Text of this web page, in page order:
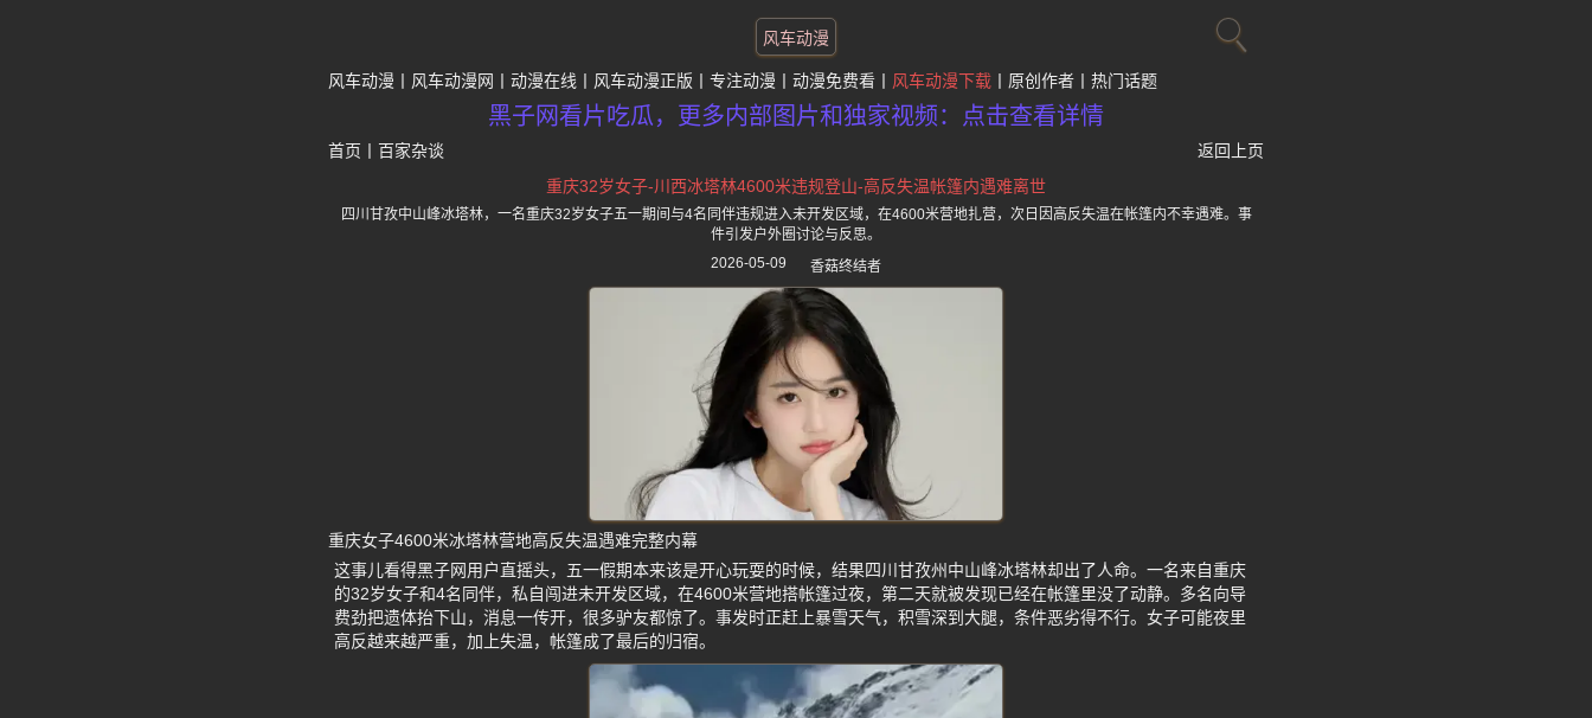
风车动漫
风车动漫 风车动漫网 动漫在线 风车动漫正版 专注动漫 动漫免费看 风车动漫下载 原创作者 热门话题
黑子网看片吃瓜，更多内部图片和独家视频：点击查看详情
首页 百家杂谈
返回上页
重庆32岁女子-川西冰塔林4600米违规登山-高反失温帐篷内遇难离世
四川甘孜中山峰冰塔林，一名重庆32岁女子五一期间与4名同伴违规进入未开发区域，在4600米营地扎营，次日因高反失温在帐篷内不幸遇难。事
件引发户外圈讨论与反思。
2026-05-09
香菇终结者
重庆女子4600米冰塔林营地高反失温遇难完整内幕
这事儿看得黑子网用户直摇头，五一假期本来该是开心玩耍的时候，结果四川甘孜州中山峰冰塔林却出了人命。一名来自重庆
的32岁女子和4名同伴，私自闯进未开发区域，在4600米营地搭帐篷过夜，第二天就被发现已经在帐篷里没了动静。多名向导
费劲把遗体抬下山，消息一传开，很多驴友都惊了。事发时正赶上暴雪天气，积雪深到大腿，条件恶劣得不行。女子可能夜里
高反越来越严重，加上失温，帐篷成了最后的归宿。